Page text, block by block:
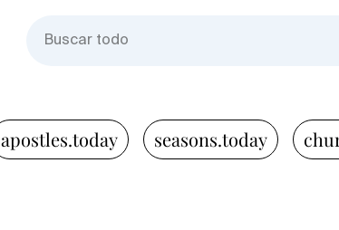
apostles.today seasons.today